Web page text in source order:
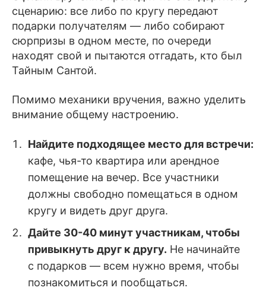
сценарию: все либо по кругу передают
подарки получателям — либо собирают
сюрпризы в одном месте, по очереди
находят свой и пытаются отгадать, кто был
Тайным Сантой.
Помимо механики вручения, важно уделить
внимание общему настроению.
Найдите подходящее место для встречи:
кафе, чья-то квартира или арендное
помещение на вечер. Все участники
должны свободно помещаться в одном
кругу и видеть друг друга.
Дайте 30-40 минут участникам, чтобы
привыкнуть друг к другу. Не начинайте
с подарков — всем нужно время, чтобы
познакомиться и пообщаться.